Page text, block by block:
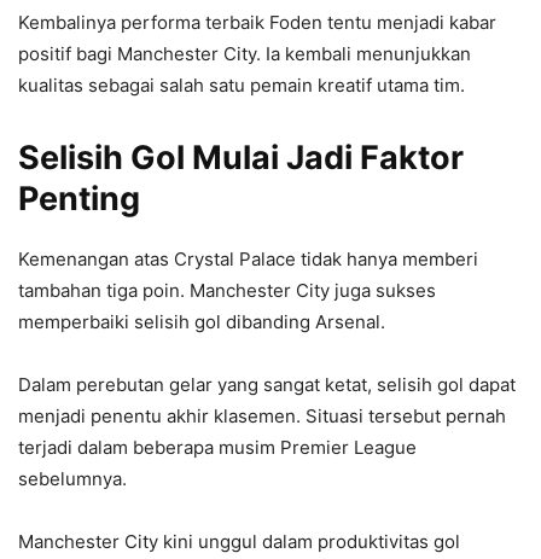
Kembalinya performa terbaik Foden tentu menjadi kabar
positif bagi Manchester City. Ia kembali menunjukkan
kualitas sebagai salah satu pemain kreatif utama tim.
Selisih Gol Mulai Jadi Faktor
Penting
Kemenangan atas Crystal Palace tidak hanya memberi
tambahan tiga poin. Manchester City juga sukses
memperbaiki selisih gol dibanding Arsenal.
Dalam perebutan gelar yang sangat ketat, selisih gol dapat
menjadi penentu akhir klasemen. Situasi tersebut pernah
terjadi dalam beberapa musim Premier League
sebelumnya.
Manchester City kini unggul dalam produktivitas gol